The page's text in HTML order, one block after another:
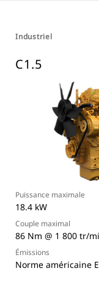
Industriel
C1.5
Puissance maximale
18.4 kW
Couple maximal
86 Nm @ 1 800 tr/
Émissions
Norme américaine